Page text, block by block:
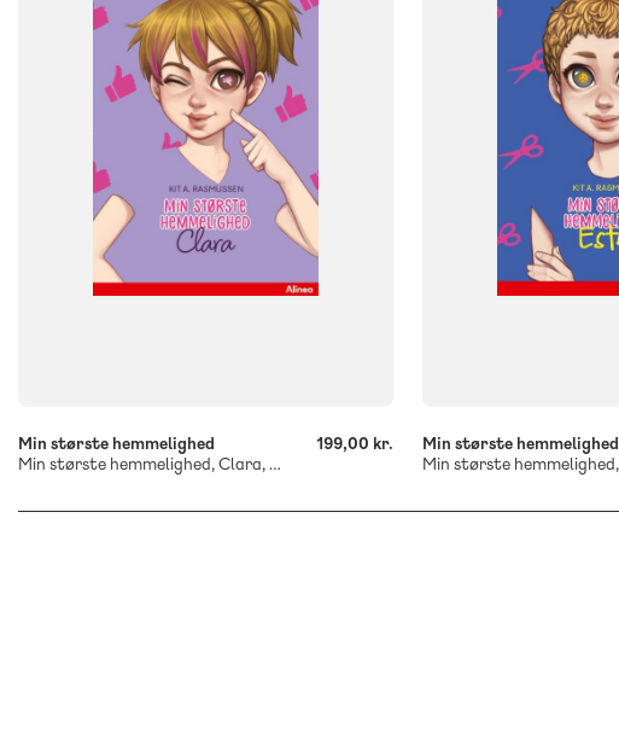
FORMAT
Flergangsbog
9788723550095
Min største hemmelighed
Min største hemmelighed, Clara, Rød Læseklub
199,00 kr.
FORMAT
Flergangsbog
9788723550101
Min største hemmelighed